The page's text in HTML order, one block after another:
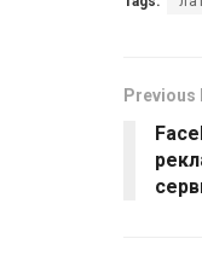
Previous